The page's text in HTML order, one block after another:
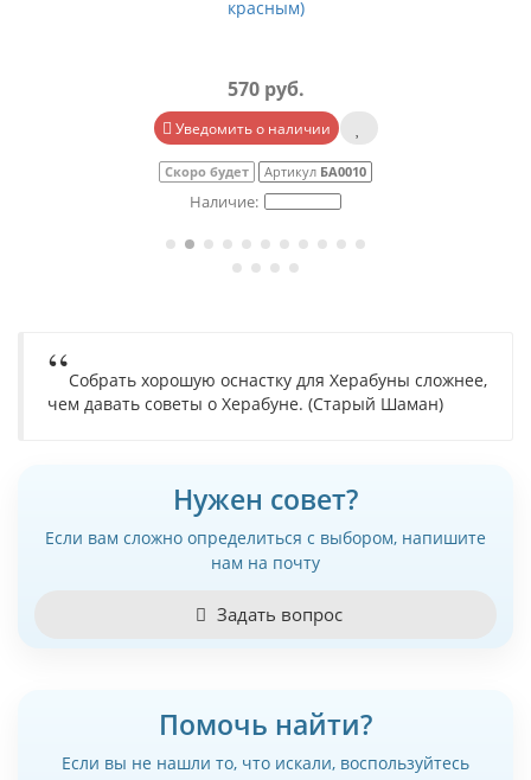
красным)
570 руб.
Уведомить о наличии
Скоро будет Артикул БА0010
Собрать хорошую оснастку для Херабуны сложнее,
чем давать советы о Херабуне. (Старый Шаман)
Нужен совет?
Если вам сложно определиться с выбором, напишите
нам на почту
Задать вопрос
Помочь найти?
Если вы не нашли то, что искали, воспользуйтесь